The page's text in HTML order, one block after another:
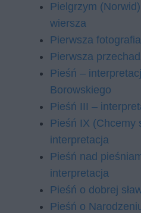
Pielgrzym
wiersza
Pierwsza
Pierwsza
Pieśń –
Borowskiego
Pieśń III –
Pieśń IX (Chcemy
interpretacja
Pieśń nad
interpretacja
Pieśń o dobrej
Pieśń o